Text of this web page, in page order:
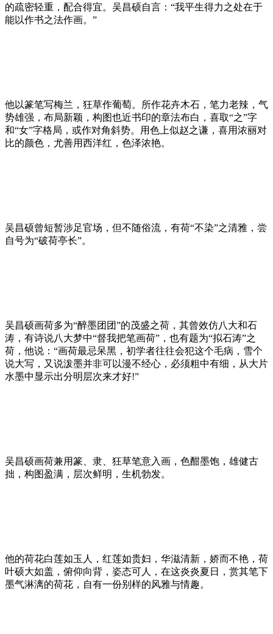
的疏密轻重，配合得宜。吴昌硕自言：“我平生得力之处在于
能以作书之法作画。”
他以篆笔写梅兰，狂草作葡萄。所作花卉木石，笔力老辣，气
势雄强，布局新颖，构图也近书印的章法布白，喜取“之”字
和“女”字格局，或作对角斜势。用色上似赵之谦，喜用浓丽对
比的颜色，尤善用西洋红，色泽浓艳。
吴昌硕曾短暂涉足官场，但不随俗流，有荷“不染”之清雅，尝
自号为“破荷亭长”。
吴昌硕画荷多为“醉墨团团”的茂盛之荷，其曾效仿八大和石
涛，有诗说八大梦中“督我把笔画荷”，也有题为“拟石涛”之
荷，他说：“画荷最忌呆黑，初学者往往会犯这个毛病，雪个
说大写，又说泼墨并非可以漫不经心，必须粗中有细，从大片
水墨中显示出分明层次来才好!”
吴昌硕画荷兼用篆、隶、狂草笔意入画，色酣墨饱，雄健古
拙，构图盈满，层次鲜明，生机勃发。
他的荷花白莲如玉人，红莲如贵妇，华滋清新，娇而不艳，荷
叶硕大如盖，俯仰向背，姿态可人，在这炎炎夏日，赏其笔下
墨气淋漓的荷花，自有一份别样的风雅与情趣。